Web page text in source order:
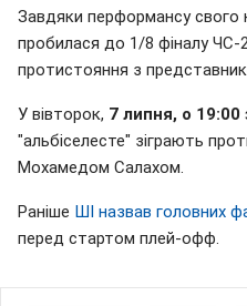
Завдяки перформансу свого
пробилася до 1/8 фіналу ЧС-
протистояння з
У вівторок, 7 липня, о 19:00
"альбіселесте" зіграють
Мохамедом Салахом.
Раніше ШІ назвав головних
перед стартом плей-офф.